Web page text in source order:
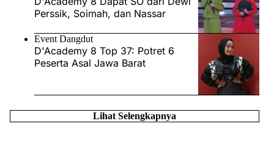
Perssik, Soimah, dan Nassar
Event Dangdut
D'Academy 8 Top 37: Potret 6
Peserta Asal Jawa Barat
Lihat Selengkapnya